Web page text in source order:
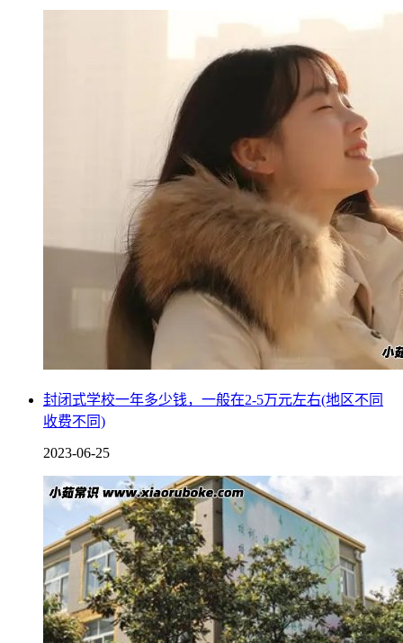
的交通压力。
全封闭式学校中，学生每天接触最多的就是同学和老师，长时
间和同龄人一起生活、学习，能够让他们的友谊更加牢固，并
且还可以培养学生的社交能力，对以后大有好处。
4. 教育功能削弱
封闭式学校一年多少钱，一般在2-5万元左右(地区不同
收费不同)
2023-06-25